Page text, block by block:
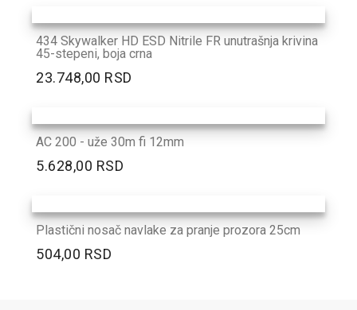
434 Skywalker HD ESD Nitrile FR unutrašnja krivina
45-stepeni, boja crna
23.748,00 RSD
AC 200 - uže 30m fi 12mm
5.628,00 RSD
Plastični nosač navlake za pranje prozora 25cm
504,00 RSD